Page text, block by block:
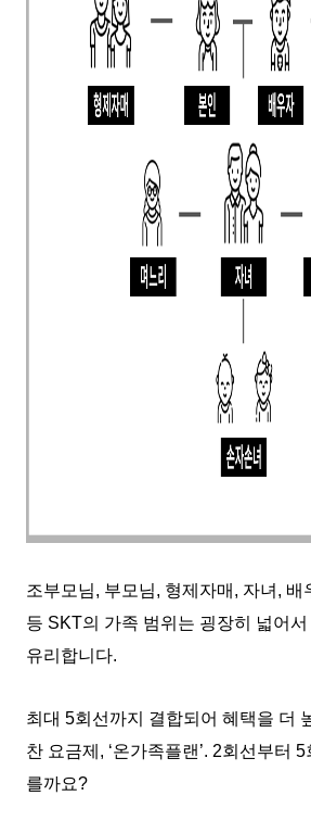
조부모님, 부모님, 형제자매, 자녀, 배
등 SKT의 가족 범위는 굉장히 넓어서
유리합니다.
최대 5회선까지 결합되어 혜택을 더
찬 요금제, ‘온가족플랜’. 2회선부터
를까요?